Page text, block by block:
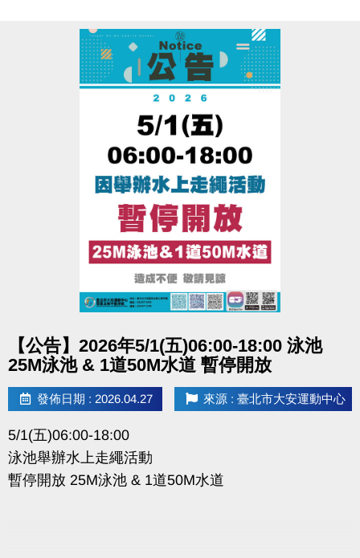
【公告】2026年5/1(五)06:00-18:00 泳池
25M泳池 & 1道50M水道 暫停開放
發佈日期 : 2026.04.27 來源 : 臺北市大安運動中心
5/1(五)06:00-18:00
泳池舉辦水上走繩活動
暫停開放 25M泳池 & 1道50M水道